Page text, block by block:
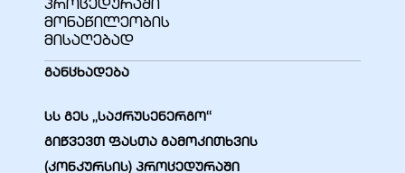
პროცედურაში
მონაწილეობის
მისაღებად
განცხადება
სს გეს „საქრუსენერგო“
გიწვევთ ფასთა გამოკითხვის
(კონკურსის) პროცედურაში